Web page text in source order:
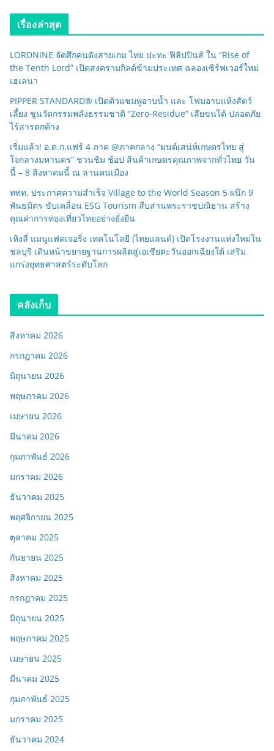
เรื่องล่าสุด
LORDNINE จัดศึกคนดังสายเกม ไทย ปะทะ ฟิลิปปินส์ ใน “Rise of
the Tenth Lord” เปิดสงครามกิลด์ข้ามประเทศ ฉลองเซิร์ฟเวอร์ใหม่
เฮเลนา
PIPPER STANDARD® เปิดตัวแชมพูอาบน้ำ และ โฟมอาบแห้งสัตว์
เลี้ยง ชูนวัตกรรมพลังธรรมชาติ “Zero-Residue” เลียขนได้ ปลอดภัย
ไร้สารตกค้าง
เริ่มแล้ว! อ.ต.ก.แฟร์ 4 ภาค @ภาคกลาง “มนต์เสน่ห์เกษตรไทย สู่
ใจกลางมหานคร” ชวนชิม ช้อป สินค้าเกษตรคุณภาพจากทั่วไทย วัน
นี้ – 8 สิงหาคมนี้ ณ ลานคนเมือง
ททท. ประกาศความสำเร็จ Village to the World Season 5 ผนึก 9
พันธมิตร ขับเคลื่อน ESG Tourism สืบสานพระราชปณิธาน สร้าง
คุณค่าการท่องเที่ยวไทยอย่างยั่งยืน
เหิงลี่ แมนูแฟคเจอริ่ง เทคโนโลยี (ไทยแลนด์) เปิดโรงงานแห่งใหม่ใน
ชลบุรี เดินหน้าขยายฐานการผลิตสู่เอเชียตะวันออกเฉียงใต้ เสริม
แกร่งยุทธศาสตร์ระดับโลก
คลังเก็บ
สิงหาคม 2026
กรกฎาคม 2026
มิถุนายน 2026
พฤษภาคม 2026
เมษายน 2026
มีนาคม 2026
กุมภาพันธ์ 2026
มกราคม 2026
ธันวาคม 2025
พฤศจิกายน 2025
ตุลาคม 2025
กันยายน 2025
สิงหาคม 2025
กรกฎาคม 2025
มิถุนายน 2025
พฤษภาคม 2025
เมษายน 2025
มีนาคม 2025
กุมภาพันธ์ 2025
มกราคม 2025
ธันวาคม 2024